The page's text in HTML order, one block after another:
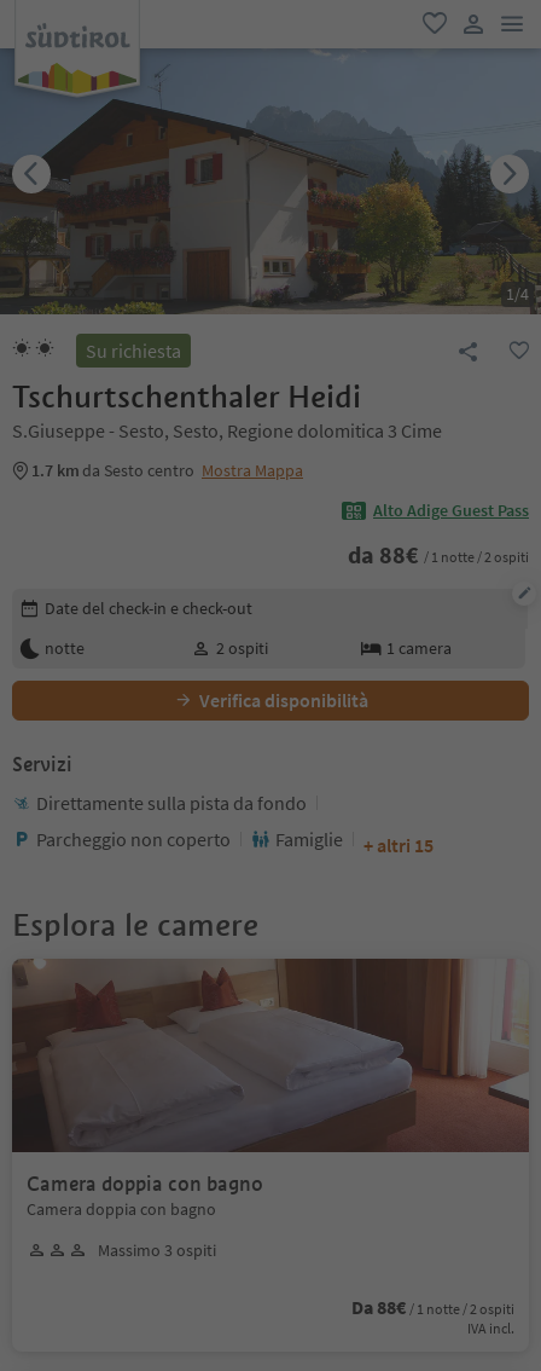
favoriti
user link
1/4
Su richiesta
Tschurtschenthaler Heidi
S.Giuseppe - Sesto, Sesto, Regione dolomitica 3 Cime
1.7 km da Sesto centro Mostra Mappa
Alto Adige Guest Pass
da 88€ / 1 notte / 2 ospiti
Modifica i dettagli della prenotazione
Date del check-in e check-out
notte
2 ospiti 1 camera
Verifica disponibilità
Servizi
Direttamente sulla pista da fondo
Parcheggio non coperto
Famiglie + altri 15
Esplora le camere
Camera doppia con bagno
Camera doppia con bagno
Massimo 3 ospiti
Da 88€ / 1 notte / 2 ospiti
IVA incl.